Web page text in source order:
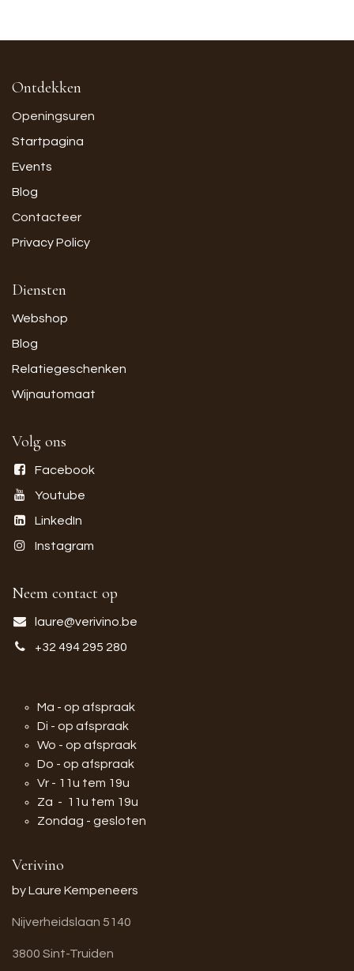
Ontdekken
Openingsuren
Startpagina
Events
Blog
Contacteer
Privacy Policy
Diensten
Webshop
Blog
Relatiegeschenken
Wijnautomaat
Volg ons
Facebook
Youtube
LinkedIn
Instagram
Neem contact op
laure@verivino.be
+32 494 295 280
Ma - op afspraak
Di - op afspraak
Wo - op afspraak
Do - op afspraak
Vr - 11u tem 19u
Za - 11u tem 19u
Zondag - gesloten
Verivino
by Laure Kempeneers
Nijverheidslaan 5140
3800 Sint-Truiden